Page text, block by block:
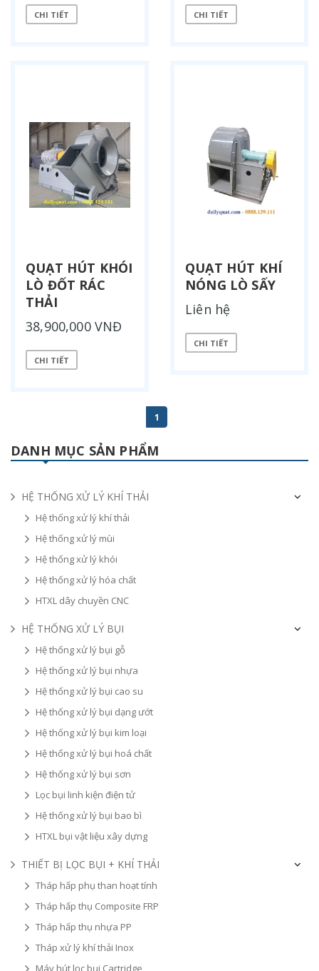
CHI TIẾT CHI TIẾT
QUẠT HÚT KHÓI
LÒ ĐỐT RÁC
THẢI
38,900,000 VNĐ
CHI TIẾT
QUẠT HÚT KHÍ
NÓNG LÒ SẤY
Liên hệ
CHI TIẾT
1
DANH MỤC SẢN PHẨM
HỆ THỐNG XỬ LÝ KHÍ THẢI
Hệ thống xử lý khí thải
Hệ thống xử lý mùi
Hệ thống xử lý khói
Hệ thống xử lý hóa chất
HTXL dây chuyền CNC
HỆ THỐNG XỬ LÝ BỤI
Hệ thống xử lý bụi gỗ
Hệ thống xử lý bụi nhựa
Hệ thống xử lý bụi cao su
Hệ thống xử lý bụi dạng ướt
Hệ thống xử lý bụi kim loại
Hệ thống xử lý bụi hoá chất
Hệ thống xử lý bụi sơn
Lọc bụi linh kiện điện tử
Hệ thống xử lý bụi bao bì
HTXL bụi vật liệu xây dựng
THIẾT BỊ LỌC BỤI + KHÍ THẢI
Tháp hấp phụ than hoạt tính
Tháp hấp thụ Composite FRP
Tháp hấp thụ nhựa PP
Tháp xử lý khí thải Inox
Máy hút lọc bụi Cartridge